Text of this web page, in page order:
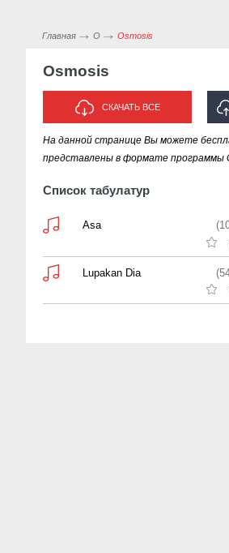
Главная O Osmosis
Osmosis
СКАЧАТЬ ВСЕ
На данной странице Вы можете
представлены в формате программы
Список табулатур
Asa
Lupakan Dia